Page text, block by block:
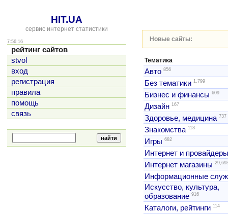
HIT.UA
сервис интернет статистики
7:56:16
рейтинг сайтов
stvol
вход
регистрация
правила
помощь
связь
Новые сайты:
Тематика
Авто 856
Без тематики 1,799
Бизнес и финансы 609
Дизайн 167
Здоровье, медицина 737
Знакомства 113
Игры 682
Интернет и провайдеры
Интернет магазины
Информационные
Искусство, культура,
образование 916
Каталоги, рейтинги 114